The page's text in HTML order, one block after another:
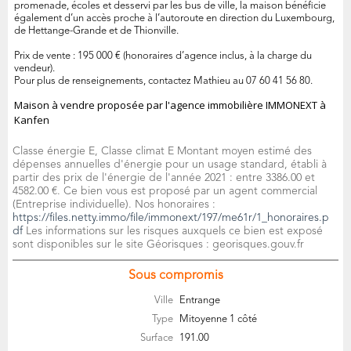
promenade, écoles et desservi par les bus de ville, la maison bénéficie
également d’un accès proche à l’autoroute en direction du Luxembourg,
de Hettange-Grande et de Thionville.
Prix de vente : 195 000 € (honoraires d’agence inclus, à la charge du
vendeur).
Pour plus de renseignements, contactez Mathieu au 07 60 41 56 80.
Maison à vendre proposée par l'agence immobilière IMMONEXT à
Kanfen
Classe énergie E, Classe climat E Montant moyen estimé des
dépenses annuelles d'énergie pour un usage standard, établi à
partir des prix de l'énergie de l'année 2021 : entre 3386.00 et
4582.00 €. Ce bien vous est proposé par un agent commercial
(Entreprise individuelle). Nos honoraires :
https://files.netty.immo/file/immonext/197/me61r/1_honoraires.p
df Les informations sur les risques auxquels ce bien est exposé
sont disponibles sur le site Géorisques : georisques.gouv.fr
Sous compromis
Ville
Entrange
Type
Mitoyenne 1 côté
Surface
191.00